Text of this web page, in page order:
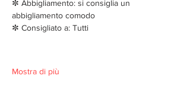
✼ Abbigliamento: si consiglia un
abbigliamento comodo
✼ Consigliato a: Tutti
Mostra di più